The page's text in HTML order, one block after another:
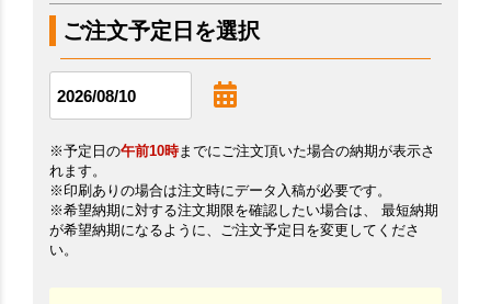
ご注文予定日を選択
※予定日の午前10時までにご注文頂いた場合の納期が表示さ
れます。
※印刷ありの場合は注文時にデータ入稿が必要です。
※希望納期に対する注文期限を確認したい場合は、 最短納期
が希望納期になるように、ご注文予定日を変更してくださ
い。